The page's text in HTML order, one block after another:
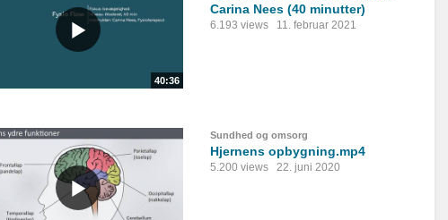
40:36
Carina Nees (40 minutter)
6.193 views 11. februar 2021
Sundhed og omsorg
Hjernens opbygning.mp4
5.200 views 22. juni 2020